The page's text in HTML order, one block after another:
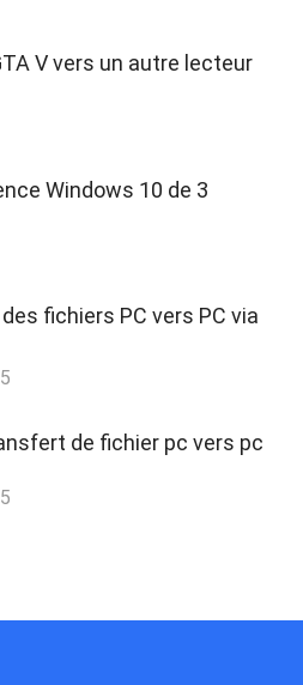
V vers un autre lecteur
Windows 10 de 3
fichiers PC vers PC via
de fichier pc vers pc